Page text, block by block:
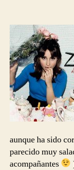
aunque ha sido
parecido muy
acompañantes